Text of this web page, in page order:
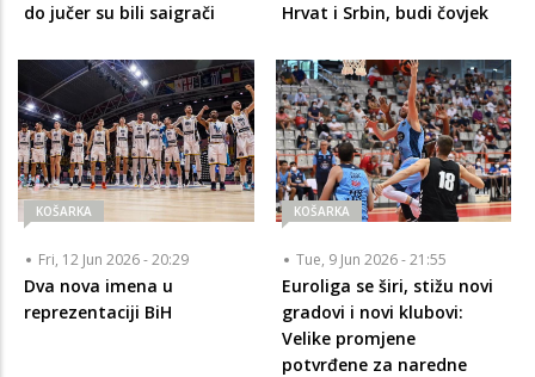
do jučer su bili saigrači
Hrvat i Srbin, budi čovjek
KOŠARKA
Fri, 12 Jun 2026 - 20:29
Dva nova imena u
reprezentaciji BiH
KOŠARKA
Tue, 9 Jun 2026 - 21:55
Euroliga se širi, stižu novi
gradovi i novi klubovi:
Velike promjene
potvrđene za naredne